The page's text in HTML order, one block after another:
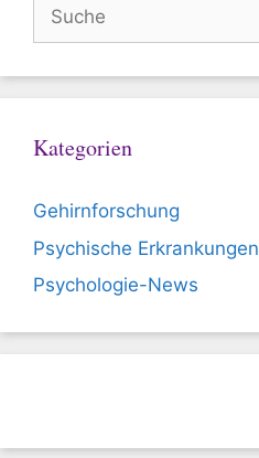
Kategorien
Gehirnforschung
Psychische Erkrankungen
Psychologie-News